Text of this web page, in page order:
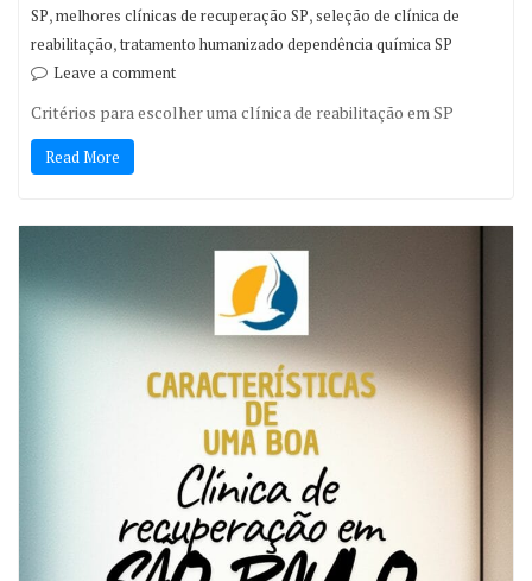
SP,melhores clínicas de recuperação SP,seleção de clínica de
reabilitação,tratamento humanizado dependência química SP
Leave a comment
Critérios para escolher uma clínica de reabilitação em SP
Read More